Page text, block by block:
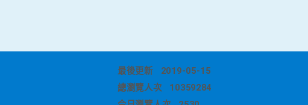
最後更新
2019-05-15
總瀏覽人次
10359284